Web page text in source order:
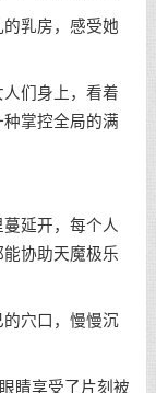
乳房，感受她
们身上，看着
掌控全局的满
延开，每个人
协助天魔极乐
穴口，慢慢沉
享受了片刻被